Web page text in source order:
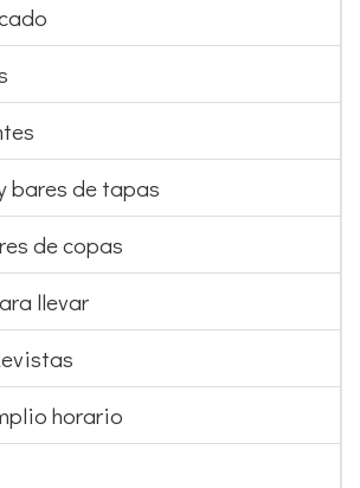
bares de tapas
de copas
llevar
horario